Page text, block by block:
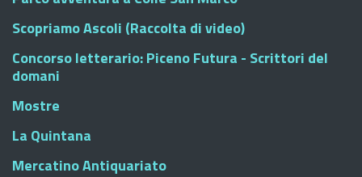
Scopriamo Ascoli (Raccolta di video)
Concorso letterario: Piceno Futura - Scrittori del
domani
Mostre
La Quintana
Mercatino Antiquariato